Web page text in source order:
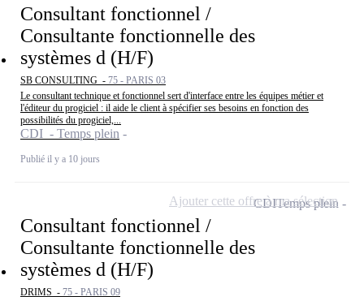
Consultant fonctionnel /
Consultante fonctionnelle des
systèmes d (H/F)
SB CONSULTING - 75 - PARIS 03
Le consultant technique et fonctionnel sert d'interface entre les équipes métier et
l'éditeur du progiciel : il aide le client à spécifier ses besoins en fonction des
possibilités du progiciel,...
CDI - Temps plein
Publié il y a 10 jours
Consultant fonctionnel /
Consultante fonctionnelle des
systèmes d (H/F)
DRIMS - 75 - PARIS 09
CDITemps plein
Ajouter cette offre à ma sélection